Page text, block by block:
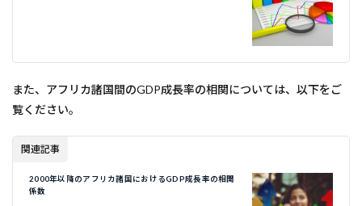
また、アフリカ諸国間のGDP成長率の相関については、以下をご
覧ください。
関連記事
2000年以降のアフリカ諸国におけるGDP成長率の相関
係数